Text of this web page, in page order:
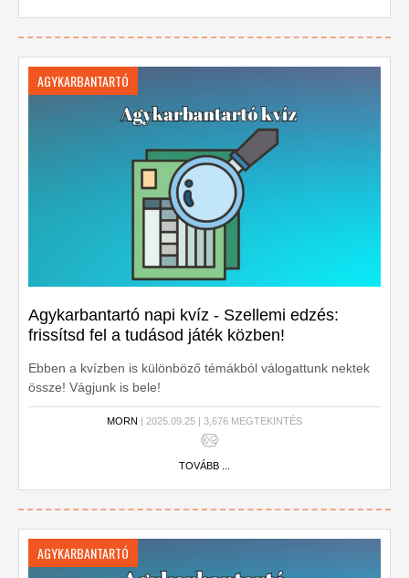
AGYKARBANTARTÓ
Agykarbantartó napi kvíz - Szellemi edzés:
frissítsd fel a tudásod játék közben!
Ebben a kvízben is különböző témákból válogattunk nektek
össze! Vágjunk is bele!
MORN | 2025.09.25 | 3,676 MEGTEKINTÉS
TOVÁBB ...
AGYKARBANTARTÓ